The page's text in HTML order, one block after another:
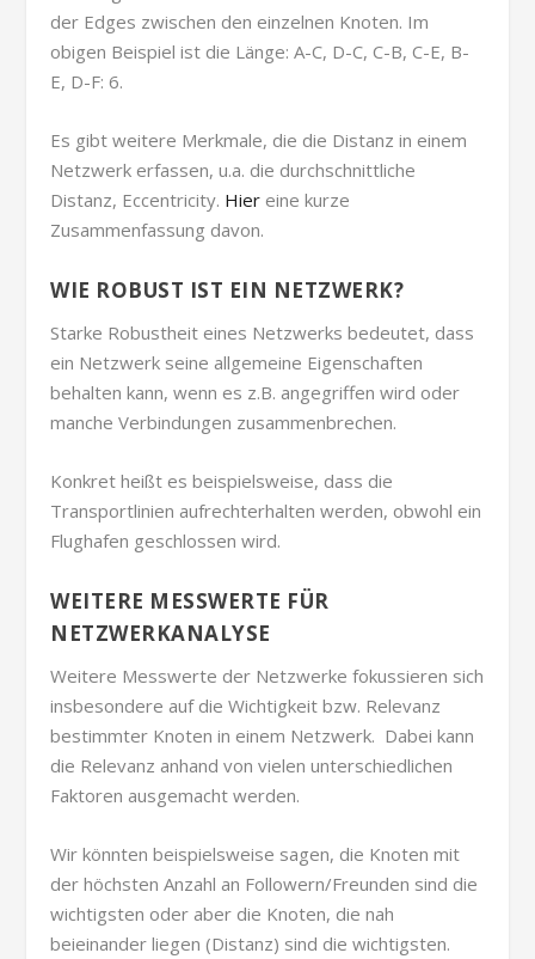
der Edges zwischen den einzelnen Knoten. Im
obigen Beispiel ist die Länge: A-C, D-C, C-B, C-E, B-
E, D-F: 6.
Es gibt weitere Merkmale, die die Distanz in einem
Netzwerk erfassen, u.a. die durchschnittliche
Distanz, Eccentricity. Hier eine kurze
Zusammenfassung davon.
WIE ROBUST IST EIN NETZWERK?
Starke Robustheit eines Netzwerks bedeutet, dass
ein Netzwerk seine allgemeine Eigenschaften
behalten kann, wenn es z.B. angegriffen wird oder
manche Verbindungen zusammenbrechen.
Konkret heißt es beispielsweise, dass die
Transportlinien aufrechterhalten werden, obwohl ein
Flughafen geschlossen wird.
WEITERE MESSWERTE FÜR
NETZWERKANALYSE
Weitere Messwerte der Netzwerke fokussieren sich
insbesondere auf die Wichtigkeit bzw. Relevanz
bestimmter Knoten in einem Netzwerk. Dabei kann
die Relevanz anhand von vielen unterschiedlichen
Faktoren ausgemacht werden.
Wir könnten beispielsweise sagen, die Knoten mit
der höchsten Anzahl an Followern/Freunden sind die
wichtigsten oder aber die Knoten, die nah
beieinander liegen (Distanz) sind die wichtigsten.